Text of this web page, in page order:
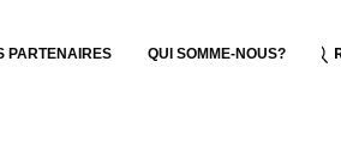
PARTENAIRES QUI SOMME-NOUS?